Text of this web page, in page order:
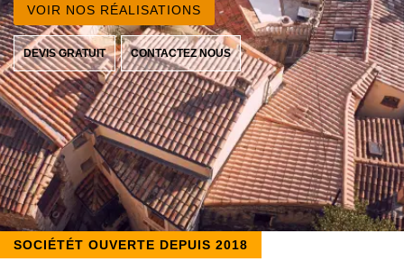
VOIR NOS RÉALISATIONS
DEVIS GRATUIT CONTACTEZ NOUS
SOCIÉTÉT OUVERTE DEPUIS 2018